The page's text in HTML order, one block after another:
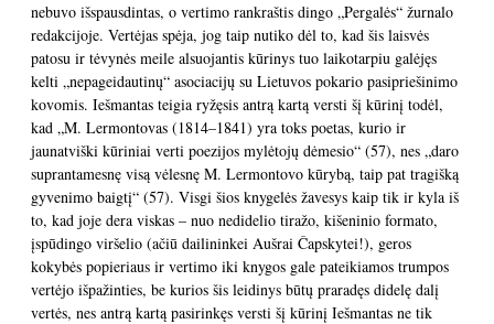
nebuvo išspausdintas, o vertimo rankraštis dingo „Pergalės“ žurnalo
redakcijoje. Vertėjas spėja, jog taip nutiko dėl to, kad šis laisvės
patosu ir tėvynės meile alsuojantis kūrinys tuo laikotarpiu galėjęs
kelti „nepageidautinų“ asociacijų su Lietuvos pokario pasipriešinimo
kovomis. Iešmantas teigia ryžęsis antrą kartą versti šį kūrinį todėl,
kad „M. Lermontovas (1814–1841) yra toks poetas, kurio ir
jaunatviški kūriniai verti poezijos mylėtojų dėmesio“ (57), nes „daro
suprantamesnę visą vėlesnę M. Lermontovo kūrybą, taip pat tragišką
gyvenimo baigtį“ (57). Visgi šios knygelės žavesys kaip tik ir kyla iš
to, kad joje dera viskas – nuo nedidelio tiražo, kišeninio formato,
įspūdingo viršelio (ačiū dailininkei Aušrai Čapskytei!), geros
kokybės popieriaus ir vertimo iki knygos gale pateikiamos trumpos
vertėjo išpažinties, be kurios šis leidinys būtų praradęs didelę dalį
vertės, nes antrą kartą pasirinkęs versti šį kūrinį Iešmantas ne tik